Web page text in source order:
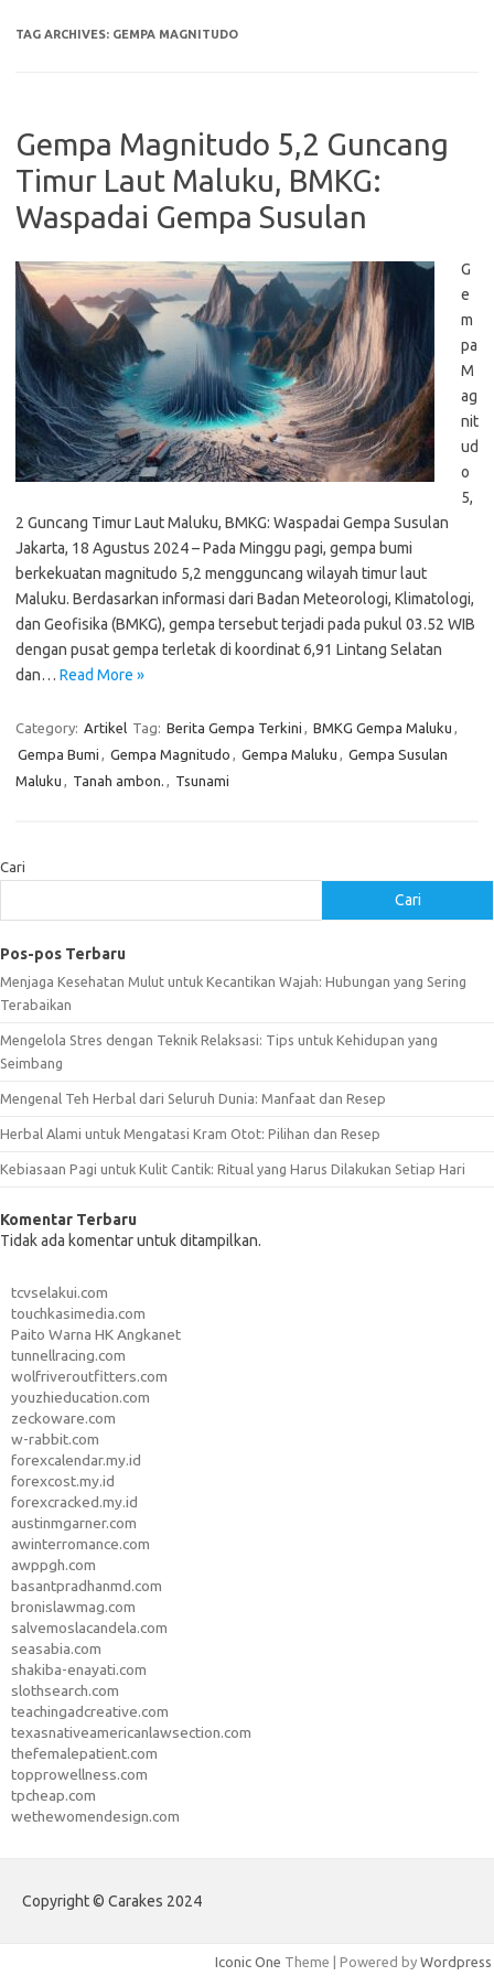
TAG ARCHIVES: GEMPA MAGNITUDO
Gempa Magnitudo 5,2 Guncang
Timur Laut Maluku, BMKG:
Waspadai Gempa Susulan
G
e
m
pa
M
ag
nit
ud
o
5,
2 Guncang Timur Laut Maluku, BMKG: Waspadai Gempa Susulan
Jakarta, 18 Agustus 2024 – Pada Minggu pagi, gempa bumi
berkekuatan magnitudo 5,2 mengguncang wilayah timur laut
Maluku. Berdasarkan informasi dari Badan Meteorologi, Klimatologi,
dan Geofisika (BMKG), gempa tersebut terjadi pada pukul 03.52 WIB
dengan pusat gempa terletak di koordinat 6,91 Lintang Selatan
dan… Read More »
Category: Artikel Tag: Berita Gempa Terkini , BMKG Gempa Maluku ,
Gempa Bumi , Gempa Magnitudo , Gempa Maluku , Gempa Susulan
Maluku , Tanah ambon. , Tsunami
Cari
Cari
Pos-pos Terbaru
Menjaga Kesehatan Mulut untuk Kecantikan Wajah: Hubungan yang Sering
Terabaikan
Mengelola Stres dengan Teknik Relaksasi: Tips untuk Kehidupan yang
Seimbang
Mengenal Teh Herbal dari Seluruh Dunia: Manfaat dan Resep
Herbal Alami untuk Mengatasi Kram Otot: Pilihan dan Resep
Kebiasaan Pagi untuk Kulit Cantik: Ritual yang Harus Dilakukan Setiap Hari
Komentar Terbaru
Tidak ada komentar untuk ditampilkan.
tcvselakui.com
touchkasimedia.com
Paito Warna HK Angkanet
tunnellracing.com
wolfriveroutfitters.com
youzhieducation.com
zeckoware.com
w-rabbit.com
forexcalendar.my.id
forexcost.my.id
forexcracked.my.id
austinmgarner.com
awinterromance.com
awppgh.com
basantpradhanmd.com
bronislawmag.com
salvemoslacandela.com
seasabia.com
shakiba-enayati.com
slothsearch.com
teachingadcreative.com
texasnativeamericanlawsection.com
thefemalepatient.com
topprowellness.com
tpcheap.com
wethewomendesign.com
Copyright © Carakes 2024
Iconic One Theme | Powered by Wordpress